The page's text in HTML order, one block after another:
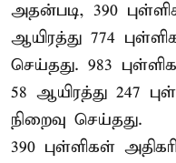
அதன்படி, 390
ஆயிரத்து 774
செய்தது. 983
58 ஆயிரத்து 247
நிறைவு செய்தது.
390 புள்ளிகள்